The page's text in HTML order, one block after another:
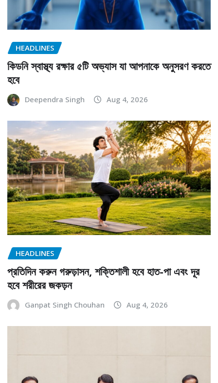
HEADLINES
কিডনি স্বাস্থ্য রক্ষার ৫টি অভ্যাস যা আপনাকে অনুসরণ করতে
হবে
Deependra Singh Aug 4, 2026
HEADLINES
প্রতিদিন করুন গরুড়াসন, শক্তিশালী হবে হাত-পা এবং দূর
হবে শরীরের জকড়ন
Ganpat Singh Chouhan Aug 4, 2026